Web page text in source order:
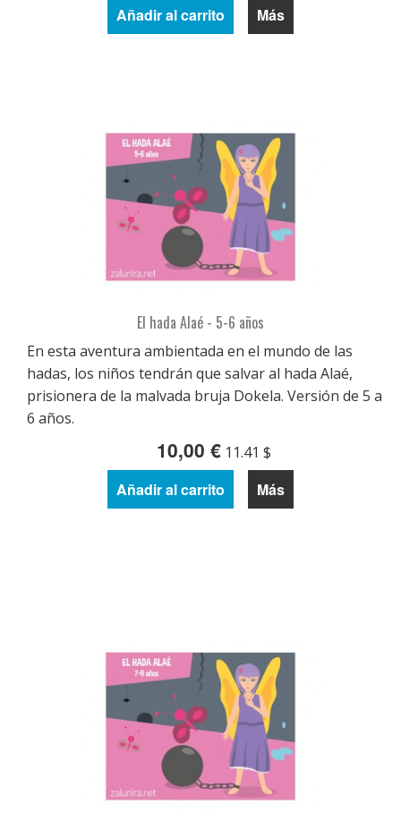
Añadir al carrito Más
El hada Alaé - 5-6 años
En esta aventura ambientada en el mundo de las
hadas, los niños tendrán que salvar al hada Alaé,
prisionera de la malvada bruja Dokela. Versión de 5 a
6 años.
10,00 € 11.41 $
Añadir al carrito Más